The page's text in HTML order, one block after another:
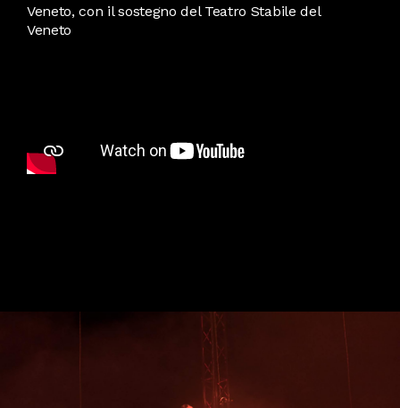
Veneto, con il sostegno del Teatro Stabile del
Veneto
New start with
new groups
New season